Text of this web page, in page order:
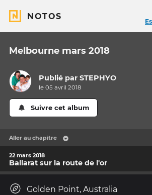
NOTOS
Melbourne mars 2018
Publié parSTEPHYO
le 05 avril 2018
Suivre cet album
Aller au chapitre
22 mars 2018
Ballarat sur la route de l'or
Golden Point, Australia